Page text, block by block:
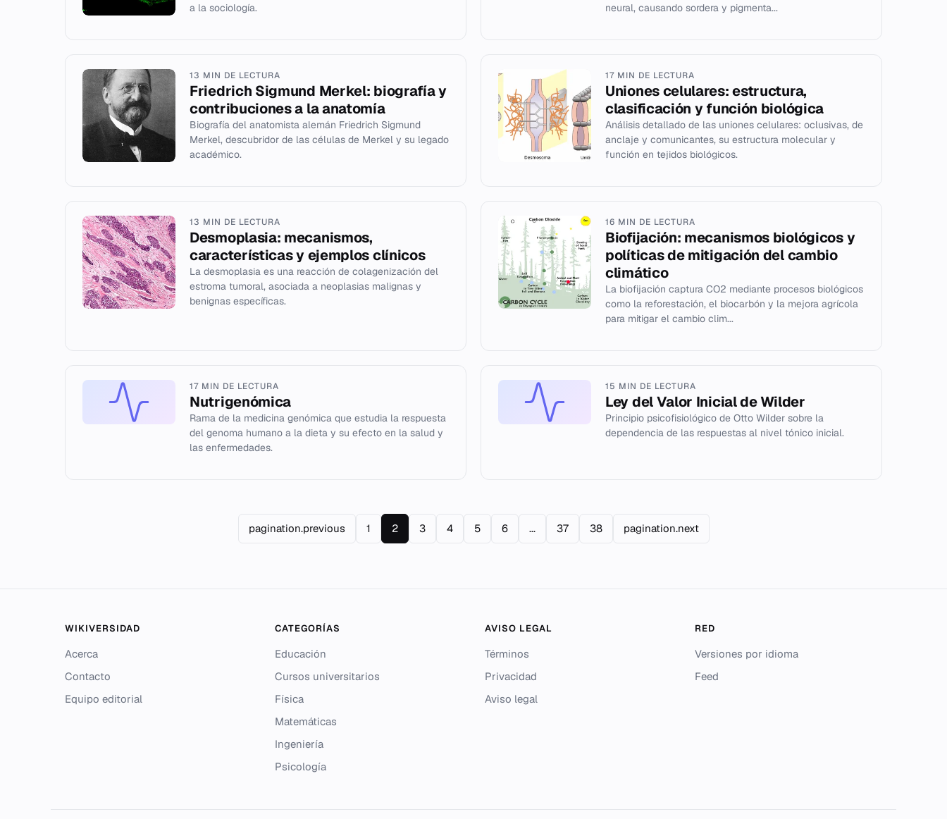
a la sociología.
neural, causando sordera y pigmenta...
13 MIN DE LECTURA
Friedrich Sigmund Merkel: biografía y
contribuciones a la anatomía
Biografía del anatomista alemán Friedrich Sigmund
Merkel, descubridor de las células de Merkel y su legado
académico.
17 MIN DE LECTURA
Uniones celulares: estructura,
clasificación y función biológica
Análisis detallado de las uniones celulares: oclusivas, de
anclaje y comunicantes, su estructura molecular y
función en tejidos biológicos.
13 MIN DE LECTURA
Desmoplasia: mecanismos,
características y ejemplos clínicos
La desmoplasia es una reacción de colagenización del
estroma tumoral, asociada a neoplasias malignas y
benignas específicas.
16 MIN DE LECTURA
Biofijación: mecanismos biológicos y
políticas de mitigación del cambio
climático
La biofijación captura CO2 mediante procesos biológicos
como la reforestación, el biocarbón y la mejora agrícola
para mitigar el cambio clim...
17 MIN DE LECTURA
Nutrigenómica
Rama de la medicina genómica que estudia la respuesta
del genoma humano a la dieta y su efecto en la salud y
las enfermedades.
15 MIN DE LECTURA
Ley del Valor Inicial de Wilder
Principio psicofisiológico de Otto Wilder sobre la
dependencia de las respuestas al nivel tónico inicial.
pagination.previous 1 2 3 4 5 6 ... 37 38 pagination.next
WIKIVERSIDAD
Acerca
Contacto
Equipo editorial
CATEGORÍAS
Educación
Cursos universitarios
Física
Matemáticas
Ingeniería
Psicología
AVISO LEGAL
Términos
Privacidad
Aviso legal
RED
Versiones por idioma
Feed